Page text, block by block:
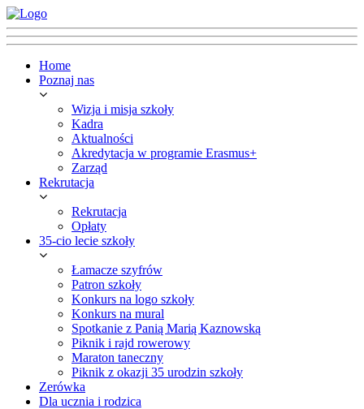
Home
Poznaj nas
Wizja i misja szkoły
Kadra
Aktualności
Akredytacja w programie Erasmus+
Zarząd
Rekrutacja
Rekrutacja
Opłaty
35-cio lecie szkoły
Łamacze szyfrów
Patron szkoły
Konkurs na logo szkoły
Konkurs na mural
Spotkanie z Panią Marią Kaznowską
Piknik i rajd rowerowy
Maraton taneczny
Piknik z okazji 35 urodzin szkoły
Zerówka
Dla ucznia i rodzica